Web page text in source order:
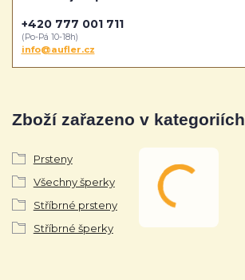
Zboží zařazeno v kategoriích
Prsteny
Všechny šperky
Stříbrné prsteny
Stříbrné šperky
+420 777 001 711
(Po-Pá 10-18h)
info@aufler.cz